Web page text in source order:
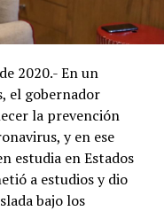
2020.- En un
el gobernador
la prevención
y en ese
estudia en Estados
a estudios y dio
bajo los